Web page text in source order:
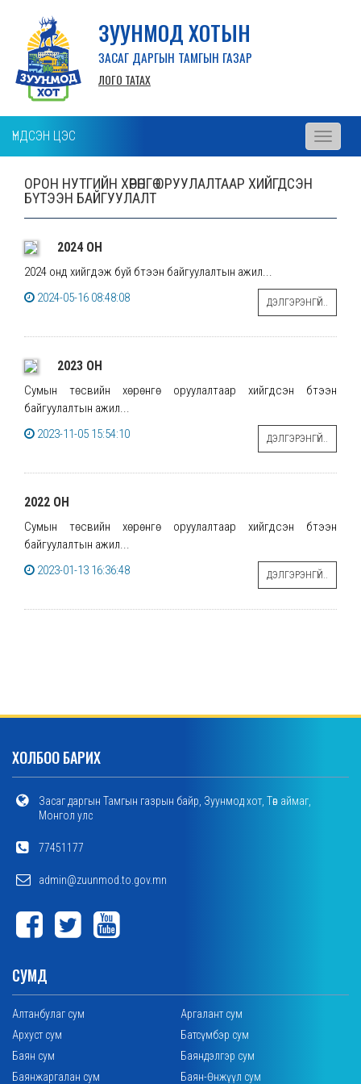
ЗУУНМОД ХОТЫН
ЗАСАГ ДАРГЫН ТАМГЫН ГАЗАР
ЛОГО ТАТАХ
ҮНДСЭН ЦЭС
Toggle
ОРОН НУТГИЙН ХӨРӨНГӨ ОРУУЛАЛТААР ХИЙГДСЭН
БҮТЭЭН БАЙГУУЛАЛТ
2024 ОН
2024 онд хийгдэж буй бүтээн байгуулалтын ажил...
2024-05-16 08:48:08
ДЭЛГЭРЭНГҮЙ..
2023 ОН
Сумын төсвийн хөрөнгө оруулалтаар хийгдсэн бүтээн
байгуулалтын ажил...
2023-11-05 15:54:10
ДЭЛГЭРЭНГҮЙ..
2022 ОН
Сумын төсвийн хөрөнгө оруулалтаар хийгдсэн бүтээн
байгуулалтын ажил...
2023-01-13 16:36:48
ДЭЛГЭРЭНГҮЙ..
ХОЛБОО БАРИХ
Засаг даргын Тамгын газрын байр, Зуунмод хот, Төв аймаг,
Монгол улс
77451177
admin@zuunmod.to.gov.mn
СУМД
Алтанбулаг сум
Аргалант сум
Архуст сум
Батсүмбэр сум
Баян сум
Баяндэлгэр сум
Баянжаргалан сум
Баян-Өнжүүл сум